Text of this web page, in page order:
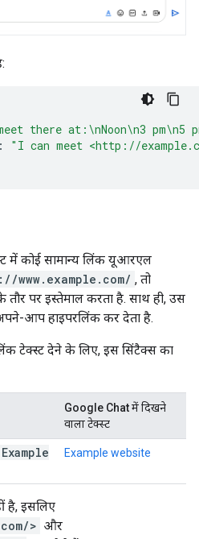
there at:\nNoon\n3 pm\n5
:
"I can meet <http://
कोई सामान्य लिंक यूआरएल
www.example.com/ , तो
पर इस्तेमाल करता है. साथ ही, उस
आप हाइपरलिंक कर देता है.
टेक्स्ट देने के लिए, इस सिंटैक्स का
Google Chat में दिखने
वाला टेक्स्ट
Example
Example website
है, इसलिए
> और